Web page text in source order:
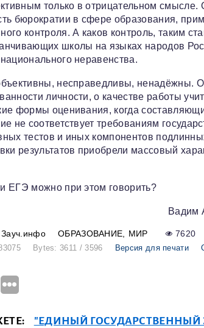
только в отрицательном смысле.
бюрократии в сфере образования,
контроля. А каков контроль, таким
школы на языках народов
неравенства.
несправедливы, ненадёжны.
личности, о качестве работы
формы оценивания, когда
не соответствует требованиям
тестов и иных компонентов
результатов приобрели массовый
ЕГЭ можно при этом говорить?
Вадим
Зауч.инфо ОБРАЗОВАНИЕ МИР 7620
Bytes: 3611 / 3596 Версия для печати
"ЕДИНЫЙ ГОСУДАРСТВЕННЫЙ